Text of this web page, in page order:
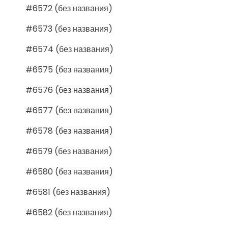
#6572 (без названия)
#6573 (без названия)
#6574 (без названия)
#6575 (без названия)
#6576 (без названия)
#6577 (без названия)
#6578 (без названия)
#6579 (без названия)
#6580 (без названия)
#6581 (без названия)
#6582 (без названия)